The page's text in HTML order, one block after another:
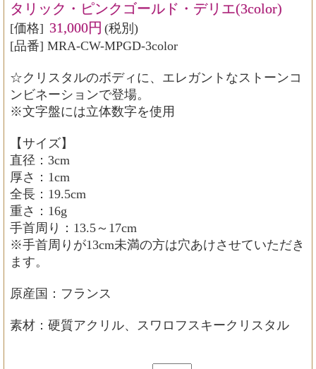
タリック・ピンクゴールド・デリエ(3color)
[価格] 31,000円 (税別)
[品番] MRA-CW-MPGD-3color
☆クリスタルのボディに、エレガントなストーンコ
ンビネーションで登場。
※文字盤には立体数字を使用
【サイズ】
直径：3cm
厚さ：1cm
全長：19.5cm
重さ：16g
手首周り：13.5～17cm
※手首周りが13cm未満の方は穴あけさせていただき
ます。
原産国：フランス
素材：硬質アクリル、スワロフスキークリスタル